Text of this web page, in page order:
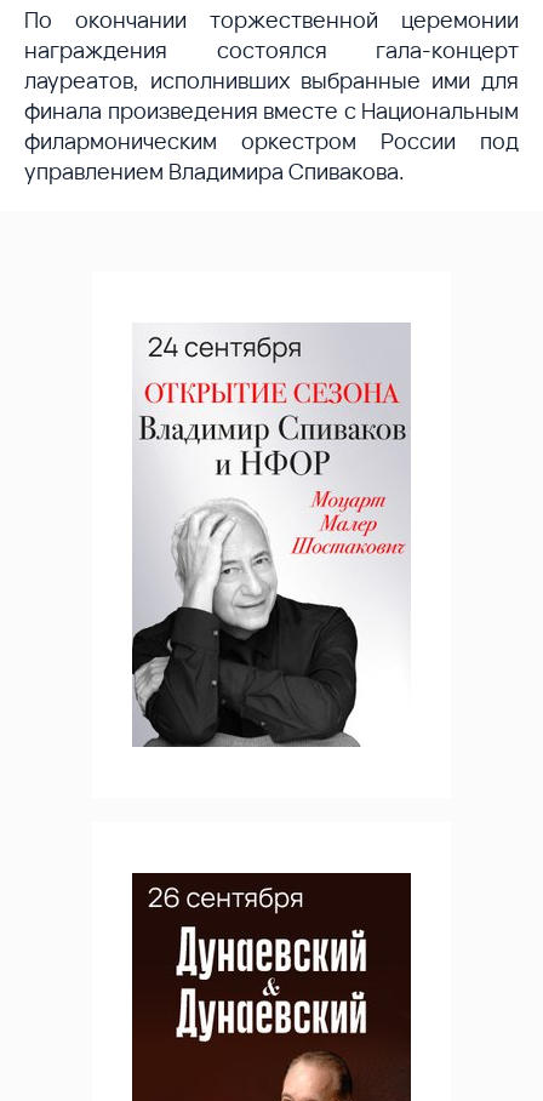
По окончании торжественной церемонии
награждения состоялся гала-концерт
лауреатов, исполнивших выбранные ими для
финала произведения вместе с Национальным
филармоническим оркестром России под
управлением Владимира Спивакова.